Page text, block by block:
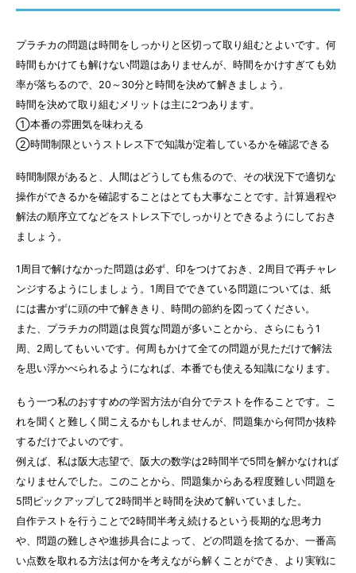
プラチカの問題は時間をしっかりと区切って取り組むとよいです。何
時間もかけても解けない問題はありませんが、時間をかけすぎても効
率が落ちるので、20～30分と時間を決めて解きましょう。
時間を決めて取り組むメリットは主に2つあります。
①本番の雰囲気を味わえる
②時間制限というストレス下で知識が定着しているかを確認できる
時間制限があると、人間はどうしても焦るので、その状況下で適切な
操作ができるかを確認することはとても大事なことです。計算過程や
解法の順序立てなどをストレス下でしっかりとできるようにしておき
ましょう。
1周目で解けなかった問題は必ず、印をつけておき、2周目で再チャレ
ンジするようにしましょう。1周目でできている問題については、紙
には書かずに頭の中で解ききり、時間の節約を図ってください。
また、プラチカの問題は良質な問題が多いことから、さらにもう1
周、2周してもいいです。何周もかけて全ての問題が見ただけで解法
を思い浮かべられるようになれば、本番でも使える知識になります。
もう一つ私のおすすめの学習方法が自分でテストを作ることです。こ
れを聞くと難しく聞こえるかもしれませんが、問題集から何問か抜粋
するだけでよいのです。
例えば、私は阪大志望で、阪大の数学は2時間半で5問を解かなければ
なりませんでした。このことから、問題集からある程度難しい問題を
5問ピックアップして2時間半と時間を決めて解いていました。
自作テストを行うことで2時間半考え続けるという長期的な思考力
や、問題の難しさや進捗具合によって、どの問題を捨てるか、一番高
い点数を取れる方法は何かを考えながら解くことができ、より実戦に